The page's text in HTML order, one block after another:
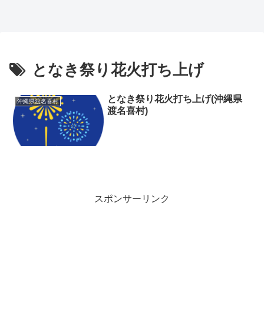
となき祭り花火打ち上げ
沖縄県渡名喜村
となき祭り花火打ち上げ(沖縄県
渡名喜村)
スポンサーリンク